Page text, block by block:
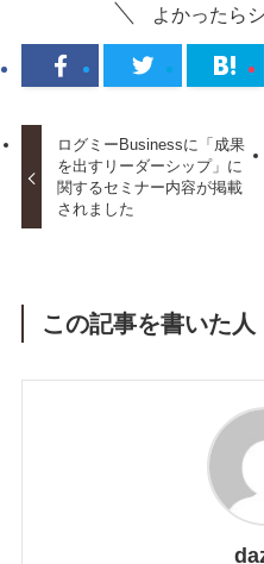
よかったら
ログミーBusinessに「成果
を出すリーダーシップ」に
関するセミナー内容が掲載
されました
この記事を書いた人